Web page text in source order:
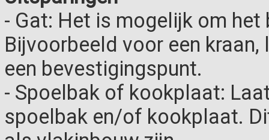
- Gat: Het is mogelijk om
Bijvoorbeeld voor een
een bevestigingspunt.
- Spoelbak of kookplaat:
spoelbak en/of kookplaat.